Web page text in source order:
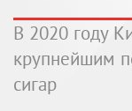
В 2020 году
крупнейшим
сигар